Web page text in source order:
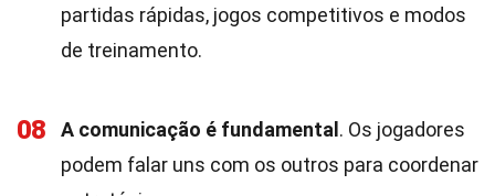
partidas rápidas, jogos competitivos e modos
de treinamento.
08 A comunicação é fundamental . Os jogadores
podem falar uns com os outros para coordenar